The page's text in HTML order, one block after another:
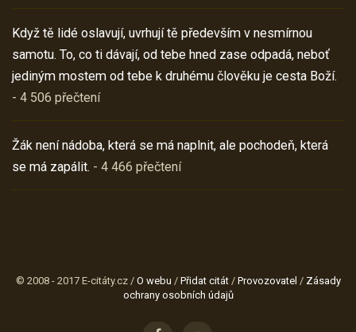
Když tě lidé oslavují, uvrhují tě především v nesmírnou
samotu. To, co ti dávají, od tebe hned zase odpadá, neboť
jediným mostem od tebe k druhému člověku je cesta Boží.
- 4 506 přečtení
Žák není nádoba, která se má naplnit, ale pochodeň, která
se má zapálit. - 4 466 přečtení
© 2008 - 2017 E-citáty.cz / O webu / Přidat citát/ Provozovatel / Zásady
ochrany osobních údajů